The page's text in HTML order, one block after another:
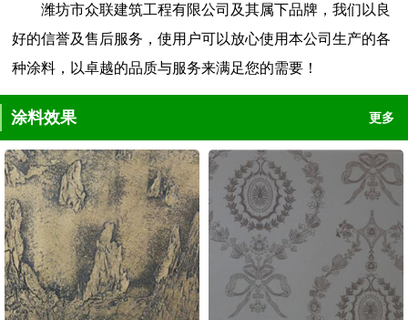
潍坊市众联建筑工程有限公司及其属下品牌，我们以良
好的信誉及售后服务，使用户可以放心使用本公司生产的各
种涂料，以卓越的品质与服务来满足您的需要！
涂料效果 更多